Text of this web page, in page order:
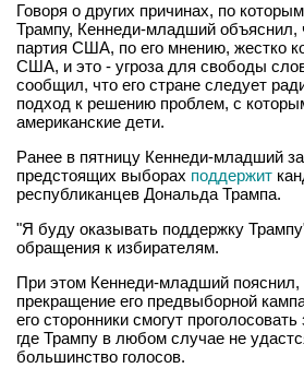
Говоря о других причинах, по
Трампу, Кеннеди-младший объяснил,
партия США, по его мнению, жестко
США, и это - угроза для свободы
сообщил, что его стране следует
подход к решению проблем, с
американские дети.
Ранее в пятницу Кеннеди-младший
предстоящих выборах поддержит
республиканцев Дональда Трампа.
"Я буду оказывать поддержку
обращения к избирателям.
При этом Кеннеди-младший пояснил,
прекращение его предвыборной
его сторонники смогут
где Трампу в любом случае не
большинство голосов.